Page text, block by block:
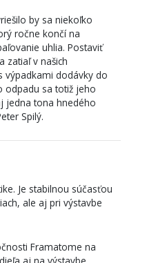
by sa niekoľko
ročne končí na
uhlia. Postaviť
zatiaľ v našich
výpadkami dodávky do
odpadu sa totiž jeho
jedna tona hnedého
Spilý.
Je stabilnou súčasťou
ale aj pri výstavbe
Framatome na